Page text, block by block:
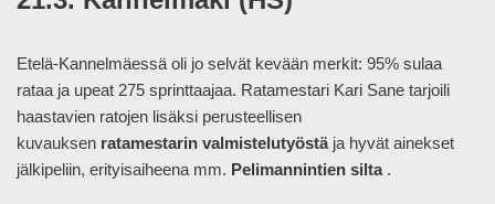
Etelä-Kannelmäessä oli jo selvät kevään merkit: 95% sulaa
rataa ja upeat 275 sprinttaajaa. Ratamestari Kari Sane tarjoili
haastavien ratojen lisäksi perusteellisen
kuvauksen ratamestarin valmistelutyöstäja hyvät ainekset
jälkipeliin, erityisaiheena mm. Pelimannintien silta.